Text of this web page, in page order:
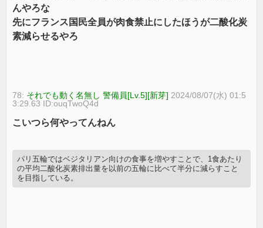
んやろな
先にフランス国民全員が肉食禁止にしたほうが二酸化炭
素減らせるやろ
78: それでも動く名無し 警備員[Lv.5][新芽] 2024/08/07(水) 01:5
3:29.63 ID:ouqTwoQ4d
こいつら何やってんねん
パリ五輪ではベジタリアン向けの食事を増やすことで、1食あたり
の平均二酸化炭素排出量を以前の五輪に比べて半分に減らすこと
を目指している。